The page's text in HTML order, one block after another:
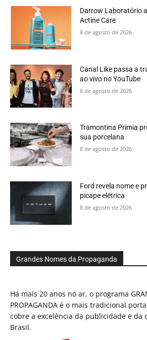
Darrow Laboratório
Actine Care
8 de agosto de 2026
Canal Like passa a
ao vivo no YouTube
8 de agosto de 2026
Tramontina Primia
sua porcelana
8 de agosto de 2026
Ford revela nome e
picape elétrica
8 de agosto de 2026
Grandes Nomes da Propaganda
Há mais 20 anos no ar, o programa
PROPAGANDA é o mais tradicional
cobre a excelência da publicidade e da
Brasil.